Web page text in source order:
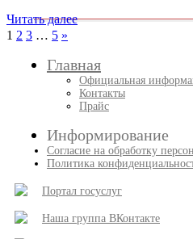
Читать далее
Пагинация
записей
1 2 3 … 5 След.
»
Главная
Официальная
Контакты
Прайс
Информирование
Согласие на обработку
Политика
Портал госуслуг
Наша группа ВКонтакте